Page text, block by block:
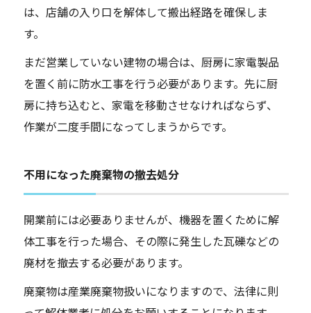
は、店舗の入り口を解体して搬出経路を確保しま
す。
まだ営業していない建物の場合は、厨房に家電製品
を置く前に防水工事を行う必要があります。先に厨
房に持ち込むと、家電を移動させなければならず、
作業が二度手間になってしまうからです。
不用になった廃棄物の撤去処分
開業前には必要ありませんが、機器を置くために解
体工事を行った場合、その際に発生した瓦礫などの
廃材を撤去する必要があります。
廃棄物は産業廃棄物扱いになりますので、法律に則